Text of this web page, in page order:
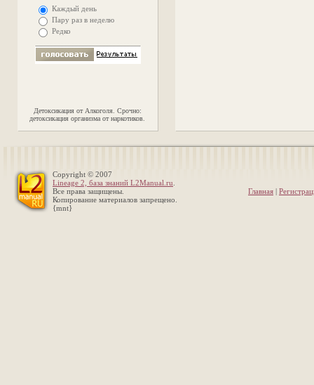
Каждый день
Пару раз в неделю
Редко
Детоксикация от Алкоголя. Срочно:
детоксикация организма от наркотиков.
Copyright © 2007
Lineage 2, база знаний L2Manual.ru
Все права защищены.
Копирование материалов запрещено.
{mnt}
Главная |